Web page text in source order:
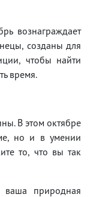
вознаграждает
созданы для
чтобы найти
время.
В этом октябре
но и в умении
то, что вы так
ваша природная